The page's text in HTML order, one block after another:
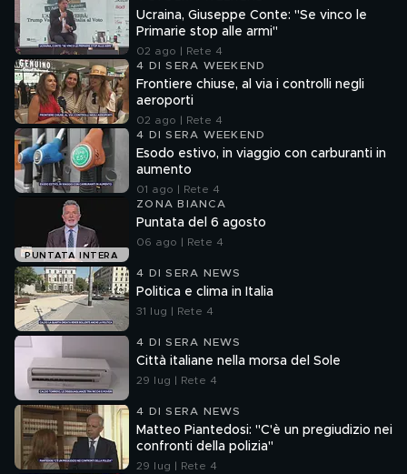
Ucraina, Giuseppe Conte: "Se vinco le
Primarie stop alle armi"
02 ago | Rete 4
4 DI SERA WEEKEND
Frontiere chiuse, al via i controlli negli
aeroporti
02 ago | Rete 4
4 DI SERA WEEKEND
Esodo estivo, in viaggio con carburanti in
aumento
01 ago | Rete 4
PUNTATA INTERA
ZONA BIANCA
Puntata del 6 agosto
06 ago | Rete 4
4 DI SERA NEWS
Politica e clima in Italia
31 lug | Rete 4
4 DI SERA NEWS
Città italiane nella morsa del Sole
29 lug | Rete 4
4 DI SERA NEWS
Matteo Piantedosi: "C'è un pregiudizio nei
confronti della polizia"
29 lug | Rete 4